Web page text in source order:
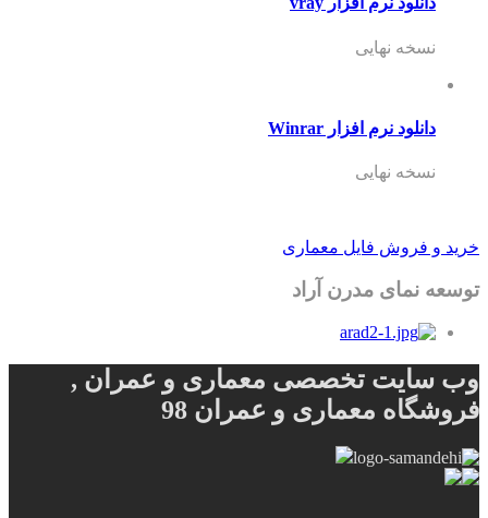
نسخه نهایی
دانلود نرم افزار Winrar
نسخه نهایی
خرید و فروش فایل معماری
توسعه نمای مدرن آراد
وب سایت تخصصی معماری و عمران ,
فروشگاه معماری و عمران 98